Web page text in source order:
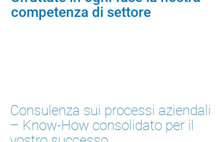
competenza di settore
Consulenza sui processi aziendali
– Know-How consolidato per il